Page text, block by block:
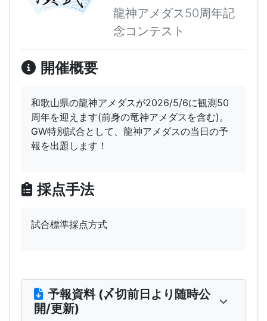
龍神アメダス50周年記
念コンテスト
開催概要
和歌山県の龍神アメダスが2026/5/6に観測50
周年を迎えます(前身の竜神アメダスを含む)。
GW特別試合として、龍神アメダスの当日の予
報を出題します！
採点手法
試合標準採点方式
予報資料 (〆切前日より随時公
開/更新)